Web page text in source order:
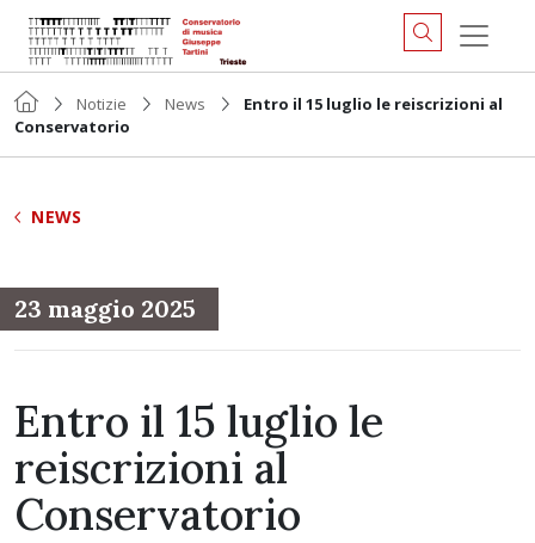
Notizie News
Entro il 15 luglio le reiscrizioni al
Conservatorio
NEWS
23 maggio 2025
Entro il 15 luglio le
reiscrizioni al
Conservatorio